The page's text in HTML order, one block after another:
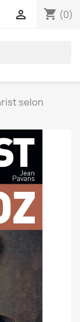
shopping_cart (0)

selon